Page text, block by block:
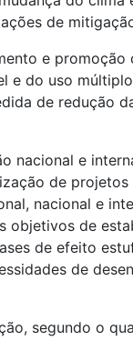
de
e promoção
e do uso
de redução
nacional e
de
nacional e
objetivos de
de efeito
de
segundo o